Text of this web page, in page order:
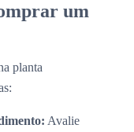
um
planta
Avalie